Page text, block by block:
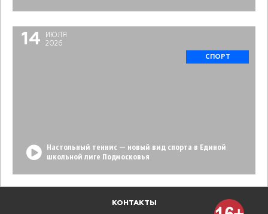
14
ИЮЛЯ
2026
СПОРТ
Настольный теннис — новый вид спорта в Единой
школьной лиге Подмосковья
КОНТАКТЫ